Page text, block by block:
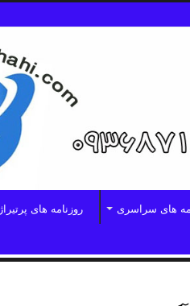
های سراسری روزنامه های پرتیراژ